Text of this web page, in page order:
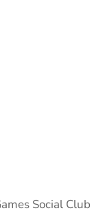
Social Club